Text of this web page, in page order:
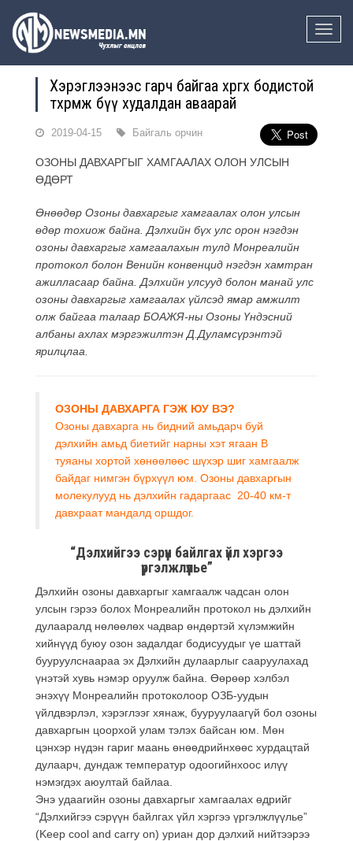
Toggle
Хэрэглээнээс гарч байгаа хөргөх бодистой
төхөөрөмж бүү худалдан аваарай
2019-04-15 Байгаль орчин
ОЗОНЫ ДАВХАРГЫГ ХАМГААЛАХ ОЛОН УЛСЫН
ӨДӨРТ
Өнөөдөр Озоны давхаргыг хамгаалах олон улсын
өдөр тохиож байна. Дэлхийн бүх улс орон нэгдэн
озоны давхаргыг хамгаалахын тулд Монреалийн
протокол болон Венийн конвенцид нэгдэн хамтран
ажилласаар байна. Дэлхийн улсууд болон манай улс
озоны давхаргыг хамгаалах үйлсэд ямар амжилт
олж байгаа талаар БОАЖЯ-ны Озоны Үндэсний
албаны ахлах мэргэжилтэн Д.Дуламсүрэнтэй
ярилцлаа.
ОЗОНЫ ДАВХАРГА ГЭЖ ЮУ ВЭ?
Озоны давхарга нь бидний амьдарч буй
дэлхийн амьд биетийг нарны хэт ягаан B
туяаны хортой хөнөөлөөс шүхэр шиг хамгаалж
байдаг нимгэн бүрхүүл юм. Озоны давхаргын
молекулууд нь дэлхийн гадаргаас 20-40 км-т
давхраат мандалд оршдог.
“Дэлхийгээ сэрүүн байлгах үйл хэргээ
үргэлжлүүлье”
Дэлхийн озоны давхаргыг хамгаалж чадсан олон
улсын гэрээ болох Монреалийн протокол нь дэлхийн
дулааралд нөлөөлөх чадвар өндөртэй хүлэмжийн
хийнүүд буюу озон задалдаг бодисуудыг үе шаттай
бууруулснаараа эх Дэлхийн дулаарлыг сааруулахад
үнэтэй хувь нэмэр оруулж байна. Өөрөөр хэлбэл
энэхүү Монреалийн протоколоор ОЗБ-уудын
үйлдвэрлэл, хэрэглээг хянаж, бууруулаагүй бол озоны
давхаргын цоорхой улам тэлэх байсан юм. Мөн
цэнхэр нүдэн гариг маань өнөөдрийнхөөс хурдацтай
дулаарч, дундаж температур одоогийнхоос илүү
нэмэгдэх аюултай байлаа.
Энэ удаагийн озоны давхаргыг хамгаалах өдрийг
“Дэлхийгээ сэрүүн байлгах үйл хэргээ үргэлжлүүлье”
(Keep cool and carry on) уриан дор дэлхий нийтээрээ